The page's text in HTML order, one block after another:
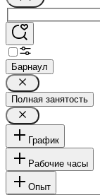
Барнаул
Полная занятость
График
Рабочие часы
Опыт